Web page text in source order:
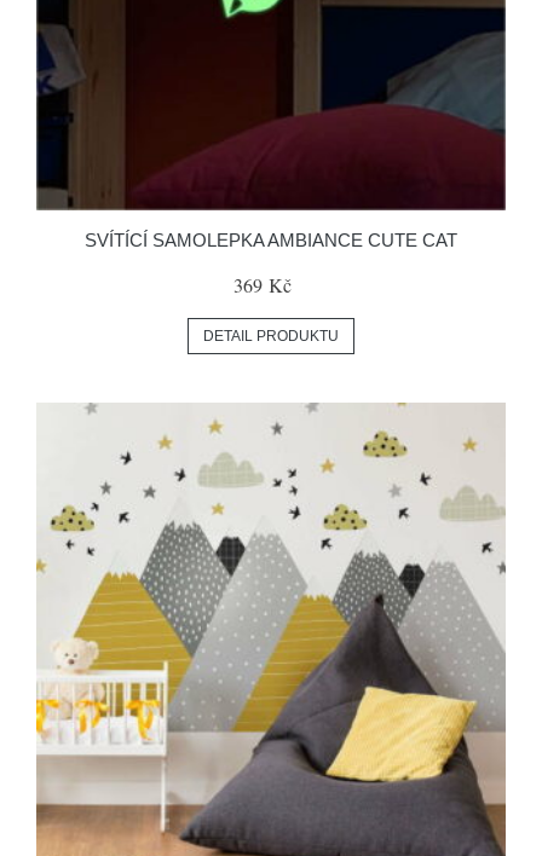
SVÍTÍCÍ SAMOLEPKA AMBIANCE CUTE CAT
369 Kč
DETAIL PRODUKTU